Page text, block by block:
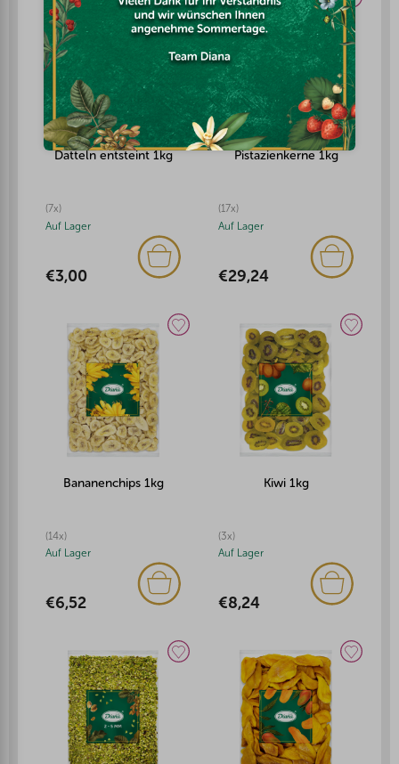
Datteln entsteint 1kg
(7x)
Auf Lager
€3,00
Pistazienkerne 1kg
(17x)
Auf Lager
€29,24
Bananenchips 1kg
(14x)
Auf Lager
€6,52
Kiwi 1kg
(3x)
Auf Lager
€8,24